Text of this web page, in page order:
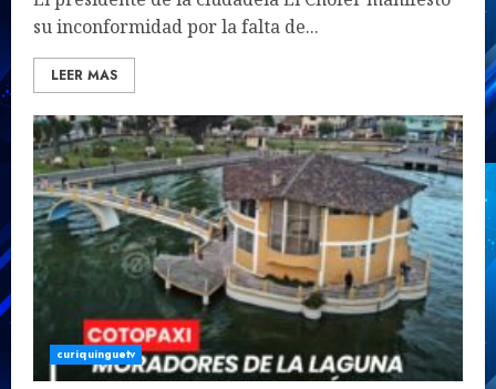
su inconformidad por la falta de...
LEER MAS
curiquinguetv